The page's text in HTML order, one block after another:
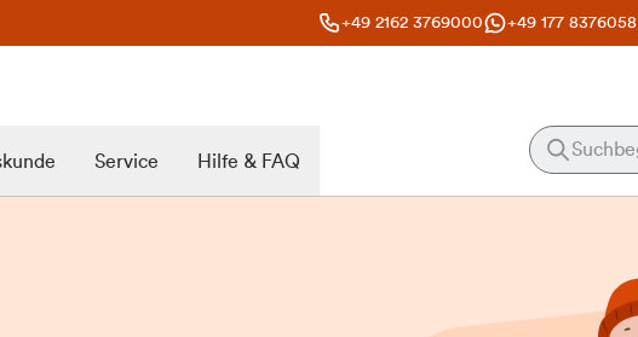
+49 2162 3769000 +49 177 8376058
Service Hilfe & FAQ